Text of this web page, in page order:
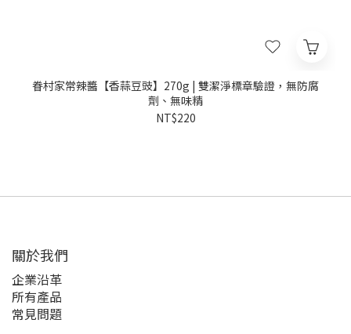
眷村家常辣醬【香蒜豆豉】270g | 雙潔淨標章驗證，無防腐
劑、無味精
NT$220
關於我們
企業沿革
所有產品
常見問題